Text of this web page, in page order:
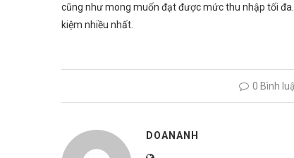
cũng như mong muốn đạt được mức thu nhập tối
kiệm nhiều nhất.
0 Bình
DOANANH